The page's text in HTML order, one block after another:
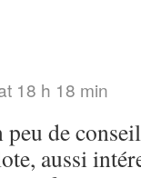
18 h 18 min
peu de
aussi